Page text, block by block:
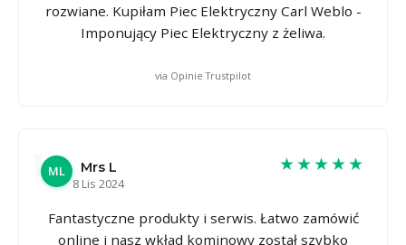
rozwiane. Kupiłam Piec Elektryczny Carl Weblo -
Imponujący Piec Elektryczny z żeliwa.
via Opinie Trustpilot
ML
Mrs L
8 Lis 2024
★★★★★
Fantastyczne produkty i serwis. Łatwo zamówić
online i nasz wkład kominowy został szybko